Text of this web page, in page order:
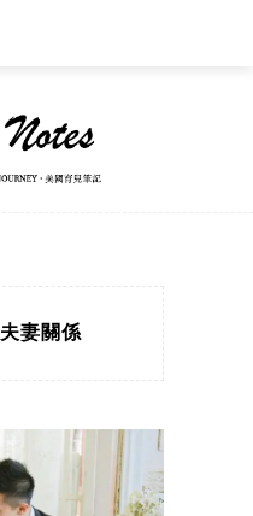
夫妻關係